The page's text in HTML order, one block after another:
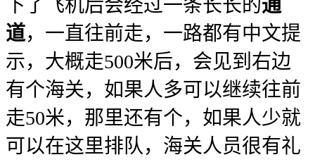
下了飞机后会经过一条长长的通
道，一直往前走，一路都有中文提
示，大概走500米后，会见到右边
有个海关，如果人多可以继续往前
走50米，那里还有个，如果人少就
可以在这里排队，海关人员很有礼